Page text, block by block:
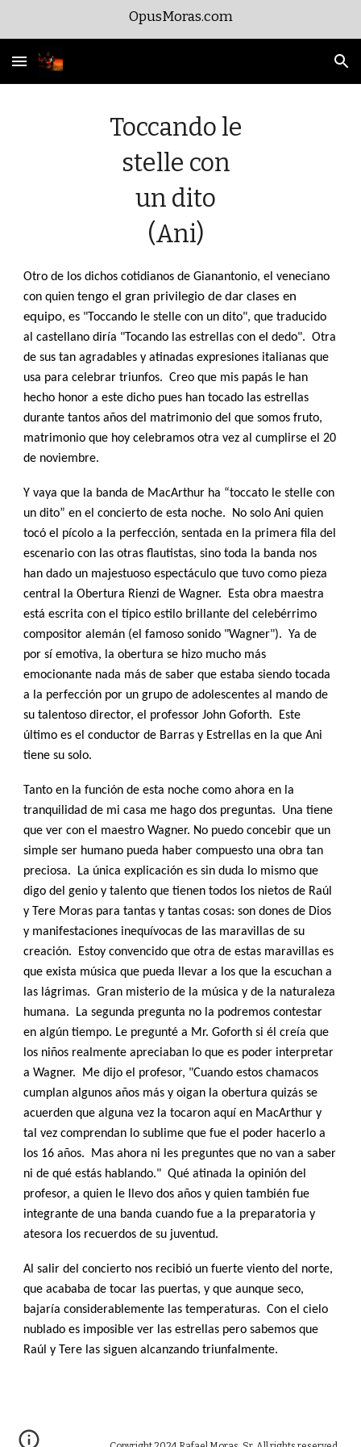
OpusMoras.com
Toccando le
stelle con
un dito
(Ani)
Otro de los dichos cotidianos de Gianantonio, el veneciano
con quien tengo el gran privilegio de dar clases en
equipo, es "Toccando le stelle con un dito", que traducido
al castellano diría "Tocando las estrellas conel dedo". Otra
de sus tan agradables y atinadas expresiones italianas que
usa para celebrar triunfos. Creo que mis papás le han
hecho honor a este dicho pues han tocado las estrellas
durante tantos años del matrimonio del que somos fruto,
matrimonio que hoy celebramos otra vez al cumplirse el 20
de noviembre.
Y vaya que la banda de MacArthur ha “toccato le stelle con
un dito” en el concierto de esta noche. No solo Ani quien
tocó el pícolo a la perfección, sentada en la primera fila del
escenario con las otras flautistas, sino toda la banda nos
han dado un majestuoso espectáculo que tuvo como pieza
central la Obertura Rienzi de Wagner. Esta obra maestra
está escrita con el típico estilo brillante del celebérrimo
compositor alemán (el famoso sonido "Wagner"). Ya de
por sí emotiva, la obertura se hizo mucho más
emocionante nada más de saber que estaba siendo tocada
a la perfección por un grupo de adolescentes al mando de
su talentoso director, el professor John Goforth. Este
último es el conductor de Barras y Estrellas en la que Ani
tiene su solo.
Tanto en la función de esta noche como ahora en la
tranquilidad de mi casa me hago dos preguntas. Una tiene
que ver con el maestro Wagner. No puedo concebir que un
simple ser humano pueda haber compuesto una obra tan
preciosa. La única explicación es sin duda lo mismo que
digo del genio y talento que tienen todos los nietos de Raúl
y Tere Moras para tantas y tantas cosas: son dones de Dios
y manifestaciones inequívocas de las maravillas de su
creación. Estoy convencido que otra de estas maravillas es
que exista música que pueda llevar a los que la escuchan a
las lágrimas. Gran misterio de la música y de la naturaleza
humana. La segunda pregunta no la podremos contestar
en algún tiempo. Le pregunté a Mr. Goforth si él creía que
los niños realmente apreciaban lo que es poder interpretar
a Wagner. Me dijo el profesor, "Cuando estos chamacos
cumplan algunos años más y oigan la obertura quizás se
acuerden que alguna vez la tocaron aquí en MacArthur y
tal vez comprendan lo sublime que fue el poder hacerlo a
los 16 años. Mas ahora ni les preguntes que no van a saber
ni de qué estás hablando." Qué atinada la opinión del
profesor, a quien le llevo dos años y quien también fue
integrante de una banda cuando fue a la preparatoria y
atesora los recuerdos de su juventud.
Al salir del concierto nos recibió un fuerte viento del norte,
que acababa de tocar las puertas, y que aunque seco,
bajaría considerablemente las temperaturas. Con el cielo
nublado es imposible ver las estrellas pero sabemos que
Raúl y Tere las siguen alcanzando triunfalmente.